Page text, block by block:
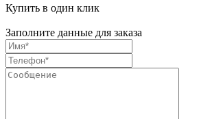
Купить в один клик
Заполните данные для заказа